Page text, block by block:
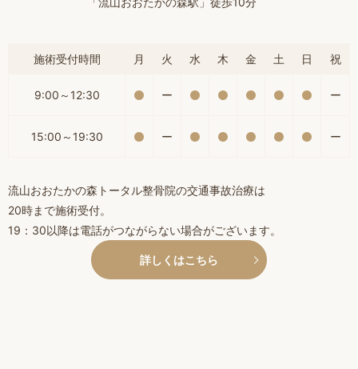
施術受付時間 月 火 水 木 金 土 日 祝
9:00～12:30 ー ー
15:00～19:30 ー ー
流山おおたかの森トータル整骨院の交通事故治療は
20時まで施術受付。
19：30以降は電話がつながらない場合がございます。
詳しくはこちら